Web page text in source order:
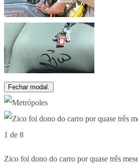
Fechar modal.
1 de 8
Zico foi dono do carro por quase três